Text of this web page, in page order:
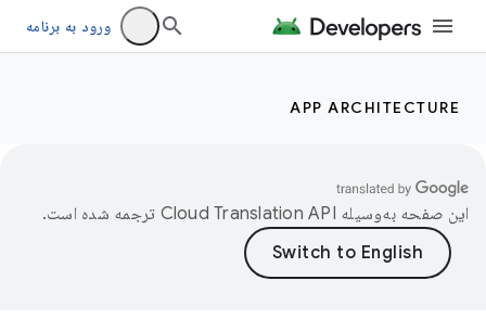
ورود به برنامه
APP ARCHITECTURE
این صفحه به‌وسیله ترجمه شده است.